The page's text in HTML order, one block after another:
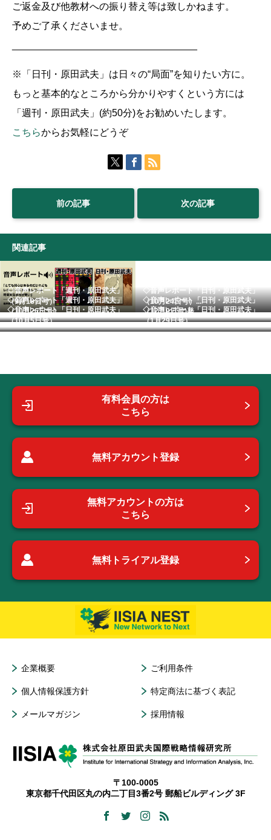
ご返金及び他教材への振り替え等は致しかねます。
予めご了承くださいませ。
※「日刊・原田武夫」は日々の“局面”を知りたい方に。
もっと基本的なところから分かりやすくという方には
「週刊・原田武夫」(約50分)をお勧めいたします。
こちらからお気軽にどうぞ
前の記事 次の記事
関連記事
◇音声レポート「週刊・原田武夫」
（9月18日号）
◇音声レポート「日刊・原田武夫」
（10月24日号）...
◇音声レポート「週刊・原田武夫」
（10月26日号）...
◇音声レポート「日刊・原田武夫」
（12月9日号)発...
◇音声レポート「日刊・原田武夫」
（10月5日号） ...
◇音声レポート「日刊・原田武夫」
（1月29日号） ...
有料会員の方は
こちら
無料アカウント登録
無料アカウントの方は
こちら
無料トライアル登録
企業概要 ご利用条件
個人情報保護方針 特定商法に基づく表記
メールマガジン 採用情報
〒100-0005
東京都千代田区丸の内二丁目3番2号 郵船ビルディング 3F